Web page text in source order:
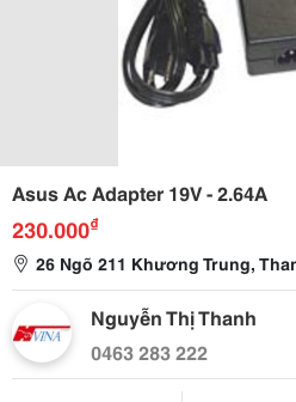
Asus Ac Adapter 19V - 2.64A
230.000₫
26 Ngõ 211 Khương Trung,
Nguyễn Thị Thanh
0463 283 222